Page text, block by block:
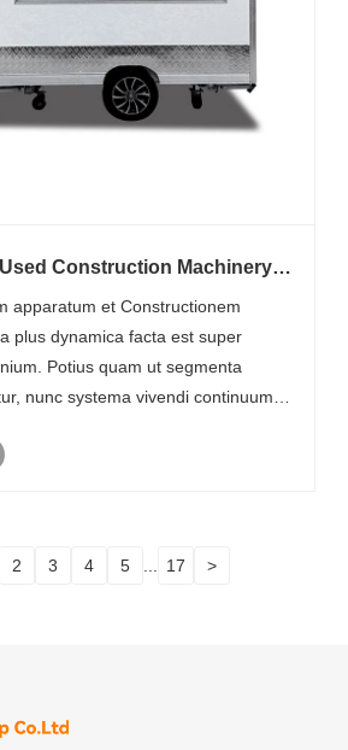
Construction Machinery
apparatum et Constructionem
plus dynamica facta est super
Potius quam ut segmenta
nunc systema vivendi continuum
emolumenta.
2 3 4 5 ... 17 >